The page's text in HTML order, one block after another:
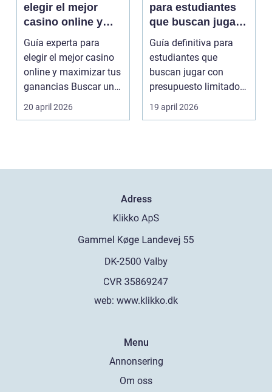
elegir el mejor
casino online y
maximizar tus
ganancias
Guía experta para
elegir el mejor casino
online y maximizar tus
ganancias Buscar un
sitio de jueg...
20 april 2026
para estudiantes
que buscan jugar
con presupuesto
limitado en Casino
Online
Guía definitiva para
estudiantes que
buscan jugar con
presupuesto limitado
en Casino Online Los
19 april 2026
Adress
web: www.klikko.dk
Menu
Annonsering
Om oss